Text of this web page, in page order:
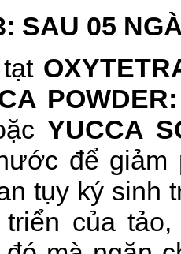
SAU 05
YUCCA
để giảm
tụy ký sinh
của